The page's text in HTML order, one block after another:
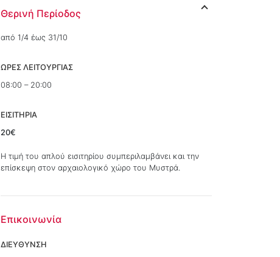
Θερινή Περίοδος
από 1/4 έως 31/10
ΩΡΕΣ ΛΕΙΤΟΥΡΓΙΑΣ
08:00 – 20:00
ΕΙΣΙΤΗΡΙΑ
20€
Η τιμή του απλού εισιτηρίου συμπεριλαμβάνει και την
επίσκεψη στον αρχαιολογικό χώρο του Μυστρά.
Επικοινωνία
ΔΙΕΥΘΥΝΣΗ